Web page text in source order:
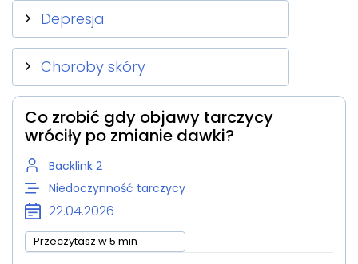
Depresja
Choroby skóry
Co zrobić gdy objawy tarczycy
wróciły po zmianie dawki?
Backlink 2
Niedoczynność tarczycy
22.04.2026
Przeczytasz w 5 min